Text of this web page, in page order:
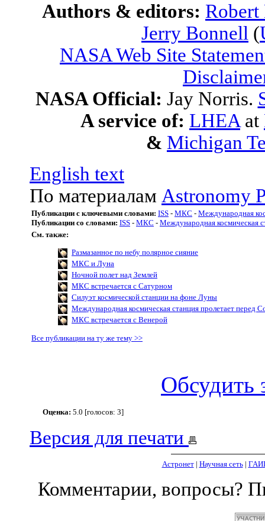
Authors & editors:
Jerry Bonnell (
NASA Web Site
NASA Official: Jay Norris.
A service of: LHEA at
& Michigan
English text
По материалам Astronomy
Публикации с ключевыми словами: ISS - МКС - Международная
Публикации со словами: ISS - МКС - Международная космическая
См. также:
Размазанное по небу полярное сияние
МКС и Луна
Ночной полет над Землей
МКС встречается с Сатурном
Силуэт космической станции на фоне Луны
Международная космическая станция пролетает перед
МКС встречается с Венерой
Все публикации на ту же тему >>
Обсудить
Оценка: 5.0 [голосов: 3]
Версия для печати
Астронет| Научная сеть|
Комментарии, вопросы?